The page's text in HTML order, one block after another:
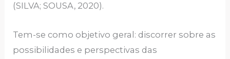
(SILVA; SOUSA, 2020).
Tem-se como objetivo geral: discorrer sobre as
possibilidades e perspectivas das